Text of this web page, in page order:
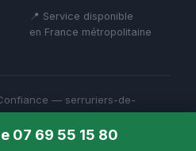
07 69 55 15 80
📍 Service disponible
en France métropolitaine
— serruriers-de-
Sitemap